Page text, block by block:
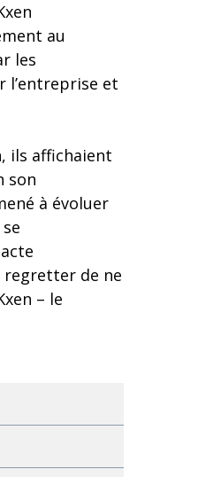
au
les
l’entreprise et
ils affichaient
son
à évoluer
regretter de ne
– le